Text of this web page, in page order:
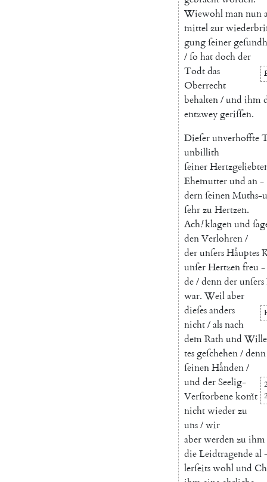
Wiewohlmannun
mittelzur
gungſeiner
/ſo hatdochder
Todtdas
Oberrecht
behalten/und ihm
entzweygeriſſen.
Dieſerunverhoffte
unbillith
ſeiner
Ehemutterund an-
dernſeinenMuths-
ſehrzu Hertzen.
Ach!klagenund
denVerlohren/
derunſersHaͤuptes
unſerHertzenfreu -
de/dennderunſers
war. Weilaber
dieſesanders
nicht/alsnach
demRathund
tesgeſchehen/denn
ſeinenHaͤnden/
und derSeelig-
Verſtorbenekom̃t
nichtwiederzu
uns/wir
aberwerdenzu ihm
dieLeidtragendeal
lerſeitswohlund